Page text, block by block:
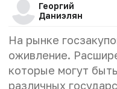
Георгий
Даниэлян
На рынке
оживление.
которые могут
различных